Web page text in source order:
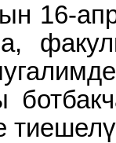
16-